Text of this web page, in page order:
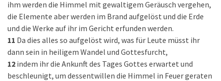
ihm werden die Himmel mit gewaltigem Geräusch vergehen,
die Elemente aber werden im Brand aufgelöst und die Erde
und die Werke auf ihr im Gericht erfunden werden.
11 Da dies alles so aufgelöst wird, was für Leute müsst ihr
dann sein in heiligem Wandel und Gottesfurcht,
12 indem ihr die Ankunft des Tages Gottes erwartet und
beschleunigt, um dessentwillen die Himmel in Feuer geraten